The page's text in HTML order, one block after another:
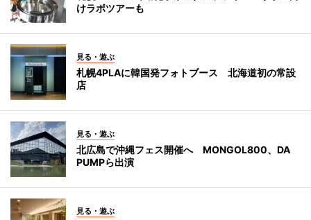
けラボツアーも
見る・遊ぶ
札幌4PLAに韓国発フォトブース 北海道初の常設
店
見る・遊ぶ
北広島で沖縄フェス開催へ MONGOL800、DA
PUMPら出演
見る・遊ぶ